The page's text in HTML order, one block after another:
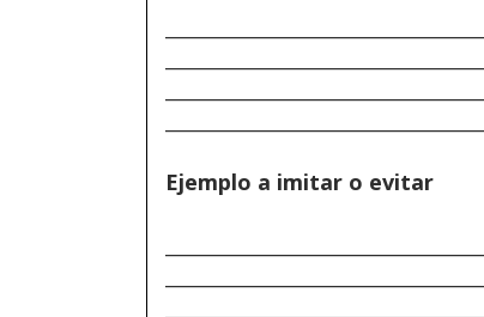
Ejemplo a imitar o evitar